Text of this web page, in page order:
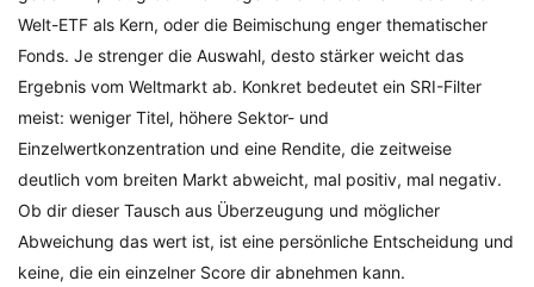
Welt-ETF als Kern, oder die Beimischung enger thematischer
Fonds. Je strenger die Auswahl, desto stärker weicht das
Ergebnis vom Weltmarkt ab. Konkret bedeutet ein SRI-Filter
meist: weniger Titel, höhere Sektor- und
Einzelwertkonzentration und eine Rendite, die zeitweise
deutlich vom breiten Markt abweicht, mal positiv, mal negativ.
Ob dir dieser Tausch aus Überzeugung und möglicher
Abweichung das wert ist, ist eine persönliche Entscheidung und
keine, die ein einzelner Score dir abnehmen kann.